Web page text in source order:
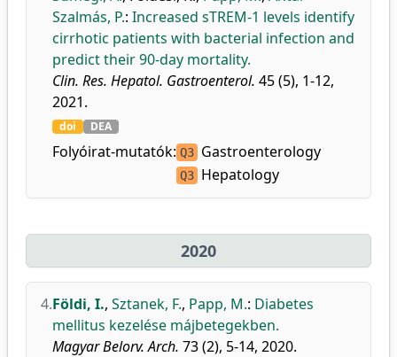
Szalmás, P.: Increased sTREM-1 levels identify
cirrhotic patients with bacterial infection and
predict their 90-day mortality.
Clin. Res. Hepatol. Gastroenterol. 45 (5), 1-12,
2021.
doi DEA
Folyóirat-mutatók: Q3 Gastroenterology
Q3 Hepatology
2020
4.Földi, I., Sztanek, F., Papp, M.: Diabetes
mellitus kezelése májbetegekben.
Magyar Belorv. Arch. 73 (2), 5-14, 2020.